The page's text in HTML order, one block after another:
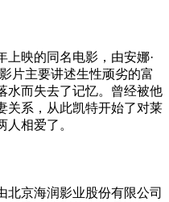
上映的同名电影，由安娜·
片主要讲述生性顽劣的富
水而失去了记忆。曾经被他
关系，从此凯特开始了对莱
相爱了。
北京海润影业股份有限公司